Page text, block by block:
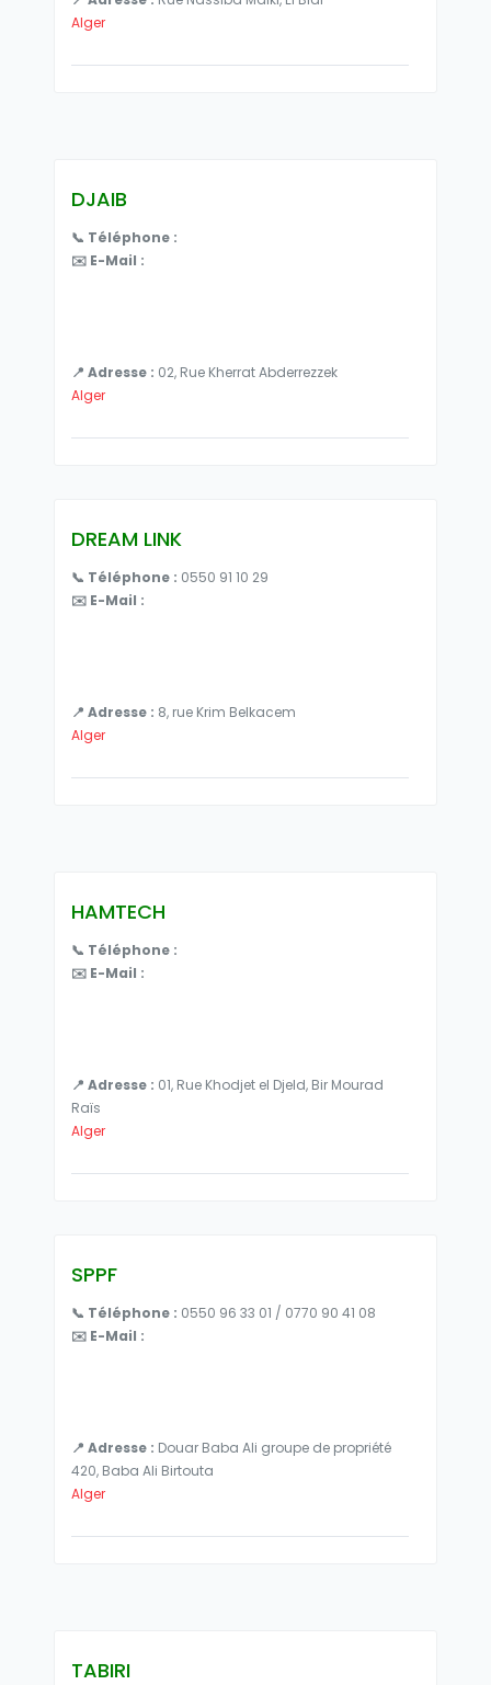
Alger
DJAIB
📞 Téléphone :
✉️ E-Mail :
📍 Adresse : 02, Rue Kherrat Abderrezzek
Alger
DREAM LINK
📞 Téléphone : 0550 91 10 29
✉️ E-Mail :
📍 Adresse : 8, rue Krim Belkacem
Alger
HAMTECH
📞 Téléphone :
✉️ E-Mail :
📍 Adresse : 01, Rue Khodjet el Djeld, Bir Mourad
Raïs
Alger
SPPF
📞 Téléphone : 0550 96 33 01 / 0770 90 41 08
✉️ E-Mail :
📍 Adresse : Douar Baba Ali groupe de propriété
420, Baba Ali Birtouta
Alger
TABIRI